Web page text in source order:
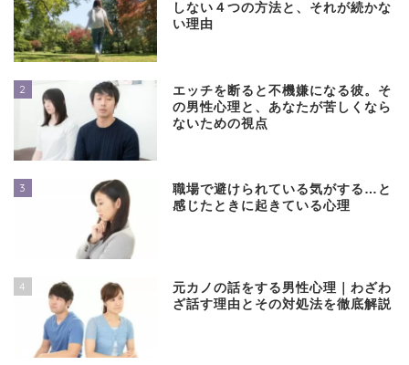
しない４つの方法と、それが続かな
い理由
2
エッチを断ると不機嫌になる彼。そ
の男性心理と、あなたが苦しくなら
ないための視点
3
職場で避けられている気がする…と
感じたときに起きている心理
4
元カノの話をする男性心理｜わざわ
ざ話す理由とその対処法を徹底解説